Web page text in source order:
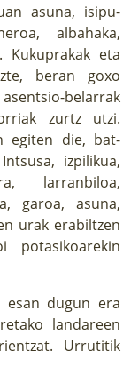
asuna, isipu-
albahaka,
eta
beran goxo
belarrak
zurtz utzi.
egiten die, bat-
izpilikua,
larranbiloa,
garoa, asuna,
urak erabiltzen
esan dugun era
landareen
Urrutitik